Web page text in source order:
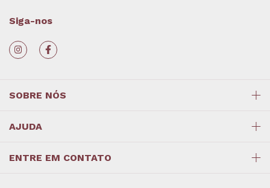
Siga-nos
SOBRE NÓS
AJUDA
ENTRE EM CONTATO